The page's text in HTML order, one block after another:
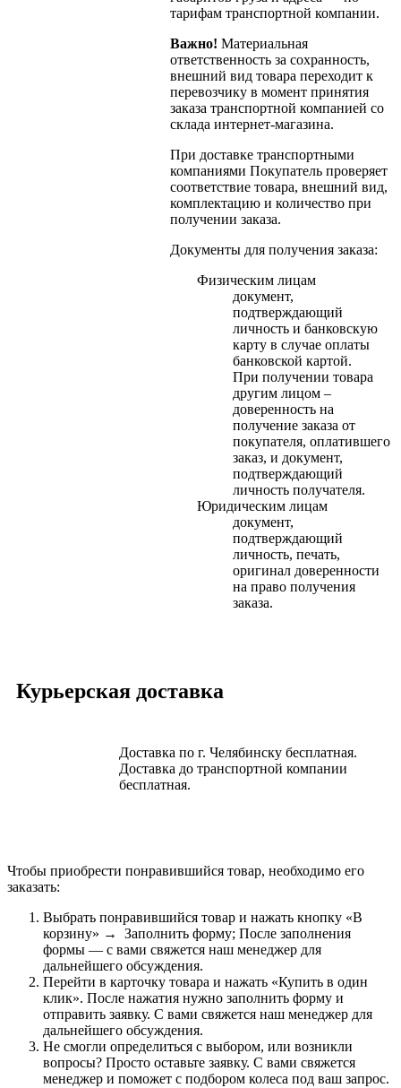
тарифам транспортной компании.
Важно! Материальная
ответственность за сохранность,
внешний вид товара переходит к
перевозчику в момент принятия
заказа транспортной компанией со
склада интернет-магазина.
При доставке транспортными
компаниями Покупатель проверяет
соответствие товара, внешний вид,
комплектацию и количество при
получении заказа.
Документы для получения заказа:
Физическим лицам
документ,
подтверждающий
личность и банковскую
карту в случае оплаты
банковской картой.
При получении товара
другим лицом –
доверенность на
получение заказа от
покупателя, оплатившего
заказ, и документ,
подтверждающий
личность получателя.
Юридическим лицам
документ,
подтверждающий
личность, печать,
оригинал доверенности
на право получения
заказа.
Курьерская доставка
Доставка по г. Челябинску бесплатная.
Доставка до транспортной компании
бесплатная.
Чтобы приобрести понравившийся товар, необходимо его
заказать:
Выбрать понравившийся товар и нажать кнопку «В
корзину» → Заполнить форму; После заполнения
формы — с вами свяжется наш менеджер для
дальнейшего обсуждения.
Перейти в карточку товара и нажать «Купить в один
клик». После нажатия нужно заполнить форму и
отправить заявку. С вами свяжется наш менеджер для
дальнейшего обсуждения.
Не смогли определиться с выбором, или возникли
вопросы? Просто оставьте заявку. С вами свяжется
менеджер и поможет с подбором колеса под ваш запрос.